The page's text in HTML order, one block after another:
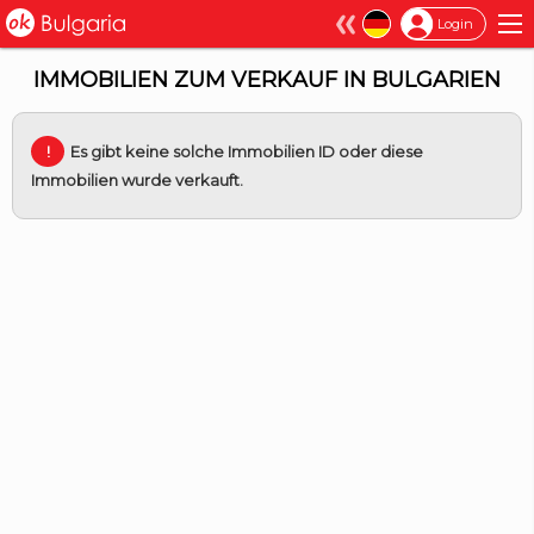
Login ×
IMMOBILIEN ZUM VERKAUF IN BULGARIEN
Es gibt keine solche Immobilien ID oder diese
Immobilien wurde verkauft.